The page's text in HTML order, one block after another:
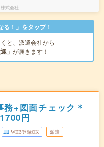
式会社
！」をタップ！
と、派遣会社から
」 が届きます！
務+図面チェック＊
円
WEB登録OK 派遣